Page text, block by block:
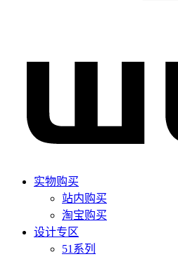
实物购买
站内购买
淘宝购买
设计专区
51系列